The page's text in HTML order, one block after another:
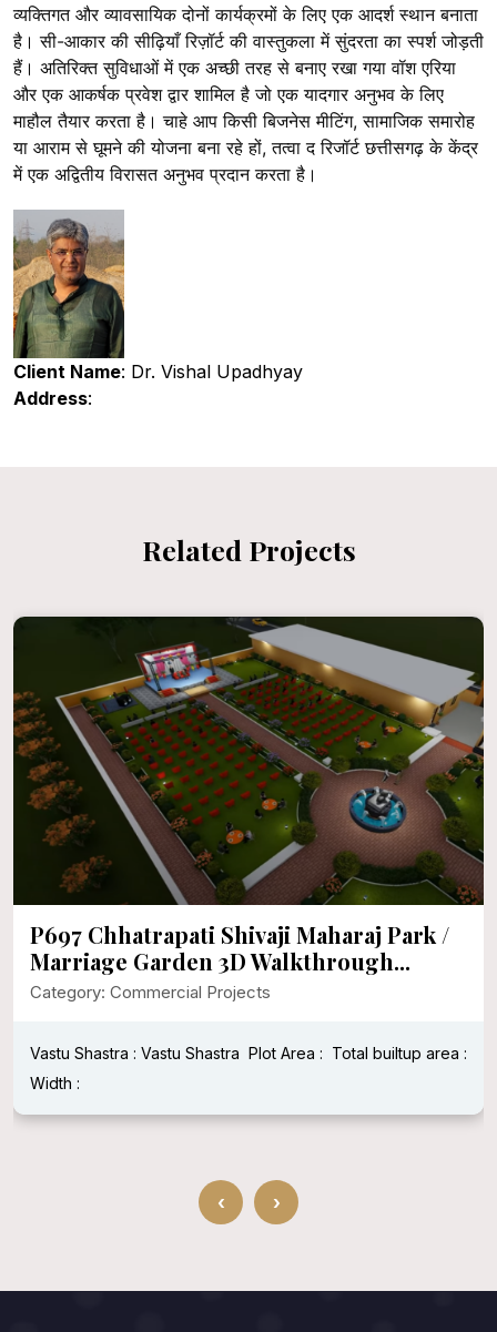
व्यक्तिगत और व्यावसायिक दोनों कार्यक्रमों के लिए एक आदर्श स्थान बनाता
है। सी-आकार की सीढ़ियाँ रिज़ॉर्ट की वास्तुकला में सुंदरता का स्पर्श जोड़ती
हैं। अतिरिक्त सुविधाओं में एक अच्छी तरह से बनाए रखा गया वॉश एरिया
और एक आकर्षक प्रवेश द्वार शामिल है जो एक यादगार अनुभव के लिए
माहौल तैयार करता है। चाहे आप किसी बिजनेस मीटिंग, सामाजिक समारोह
या आराम से घूमने की योजना बना रहे हों, तत्वा द रिजॉर्ट छत्तीसगढ़ के केंद्र
में एक अद्वितीय विरासत अनुभव प्रदान करता है।
Client Name: Dr. Vishal Upadhyay
Address:
Related Projects
P697 Chhatrapati Shivaji Maharaj Park /
Marriage Garden 3D Walkthrough...
Category: Commercial Projects
Vastu Shastra : Vastu Shastra Plot Area : Total builtup area :
Width :
‹ ›